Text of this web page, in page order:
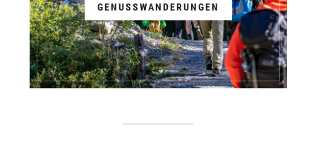
GENUSSWANDERUNGEN